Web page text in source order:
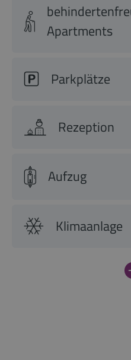
Apartments
Parkplätze
Rezeption
Aufzug
Klimaanlage